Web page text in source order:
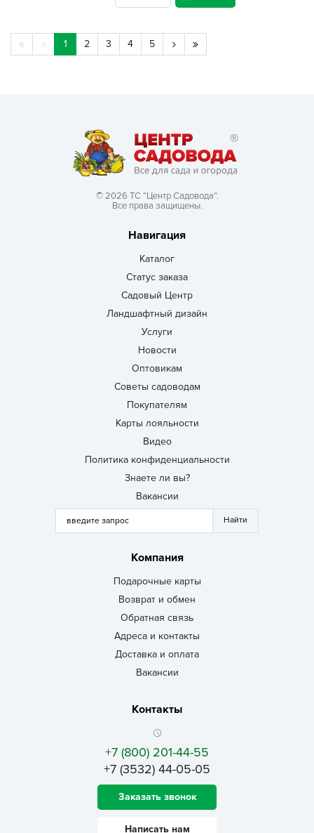
1 2 3 4 5
© 2026 ТС “Центр Садовода”.
Все права защищены.
Навигация
Каталог
Статус заказа
Садовый Центр
Ландшафтный дизайн
Услуги
Новости
Оптовикам
Советы садоводам
Покупателям
Карты лояльности
Видео
Политика конфиденциальности
Знаете ли вы?
Вакансии
Компания
Подарочные карты
Возврат и обмен
Обратная связь
Адреса и контакты
Доставка и оплата
Вакансии
Контакты
+7 (800) 201-44-55
+7 (3532) 44-05-05
Заказать звонок
Написать нам